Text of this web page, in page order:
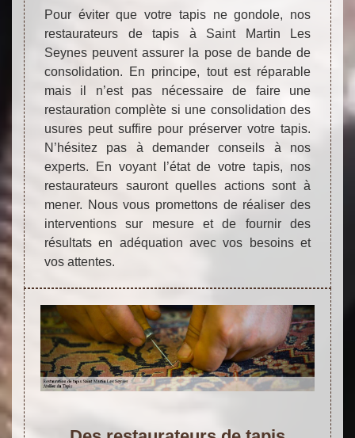
Pour éviter que votre tapis ne gondole, nos
restaurateurs de tapis à Saint Martin Les
Seynes peuvent assurer la pose de bande de
consolidation. En principe, tout est réparable
mais il n’est pas nécessaire de faire une
restauration complète si une consolidation des
usures peut suffire pour préserver votre tapis.
N’hésitez pas à demander conseils à nos
experts. En voyant l’état de votre tapis, nos
restaurateurs sauront quelles actions sont à
mener. Nous vous promettons de réaliser des
interventions sur mesure et de fournir des
résultats en adéquation avec vos besoins et
vos attentes.